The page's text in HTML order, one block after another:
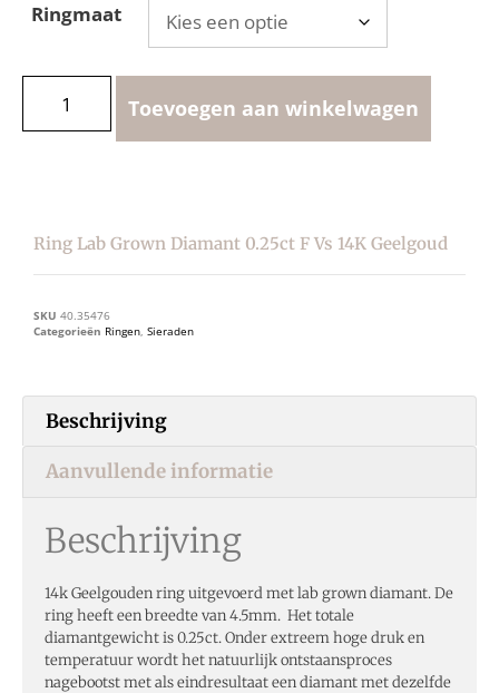
Ringmaat
Toevoegen aan winkelwagen
Ring Lab Grown Diamant 0.25ct F Vs 14K Geelgoud
SKU 40.35476
Categorieën Ringen, Sieraden
Beschrijving
Aanvullende informatie
Beschrijving
14k Geelgouden ring uitgevoerd met lab grown diamant. De
ring heeft een breedte van 4.5mm. Het totale
diamantgewicht is 0.25ct. Onder extreem hoge druk en
temperatuur wordt het natuurlijk ontstaansproces
nagebootst met als eindresultaat een diamant met dezelfde